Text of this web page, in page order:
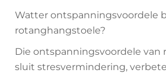
Watter ontspanningsvoordele
rotanghangstoele?
Die ontspanningsvoordele van
sluit stresvermindering,